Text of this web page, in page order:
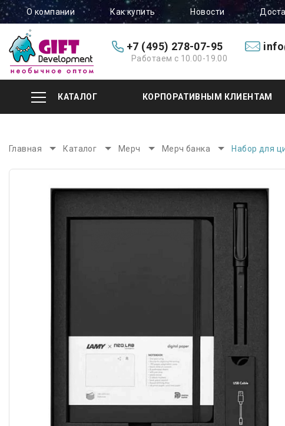
О компании Как купить Новости
+7 (495) 278-07-95
Работаем с 10.00-19.00
КАТАЛОГ КОРПОРАТИВНЫМ КЛИЕНТАМ
Главная Каталог Мерч Мерч банка Набор для